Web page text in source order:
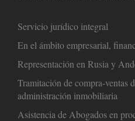
Servicio jurídico integral
En el ámbito empresarial,
Representación en Rusia y
Tramitación de compra-ventas
administración inmobiliaria
Asistencia de Abogados en